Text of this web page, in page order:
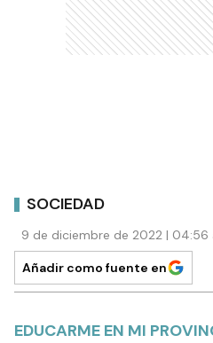
SOCIEDAD
9 de diciembre de 2022 |
Añadir como fuente en
EDUCARME EN MI